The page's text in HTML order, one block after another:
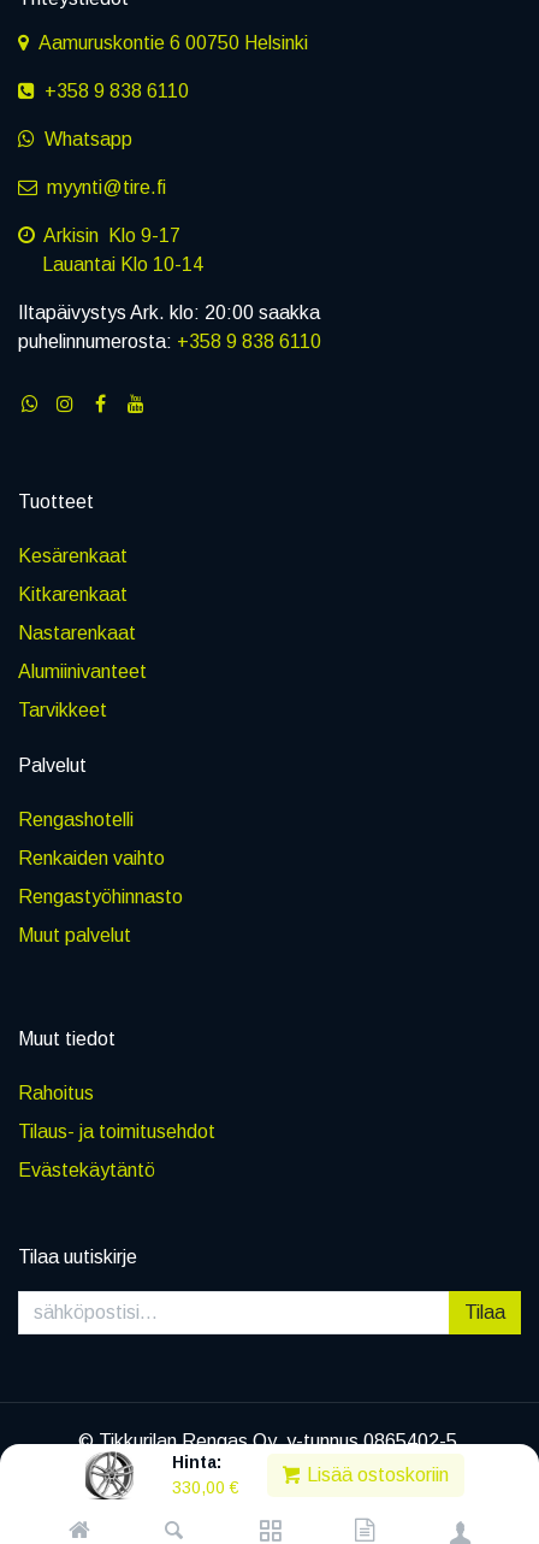
Hinta:
330,00 €
Lisää ostoskoriin
Aamuruskontie 6 00750 Helsinki
+358 9 838 6110
Whatsapp
myynti@tire.fi
Arkisin Klo 9-17
Lauantai Klo 10-14
Iltapäivystys Ark. klo: 20:00 saakka
puhelinnumerosta: +358 9 838 6110
Tuotteet
Kesärenkaat
Kitkarenkaat
Nastarenkaat
Alumiinivanteet
Tarvikkeet
Palvelut
Rengashotelli
Renkaiden vaihto
Rengastyöhinnasto
Muut palvelut
Muut tiedot
Rahoitus
Tilaus- ja toimitusehdot
Evästekäytäntö
Tilaa uutiskirje
Tilaa
© Tikkurilan Rengas Oy, y-tunnus 0865402-5
|Tietosuojaseloste
Powered byLegenda EC